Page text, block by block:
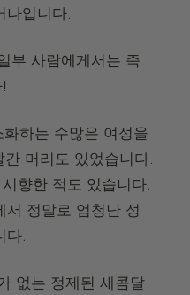
나입니다.
부 사람에게서는 즉
하는 수많은 여성을
머리도 있었습니다.
향한 적도 있습니다.
정말로 엄청난 성
다.
없는 정제된 새콤달